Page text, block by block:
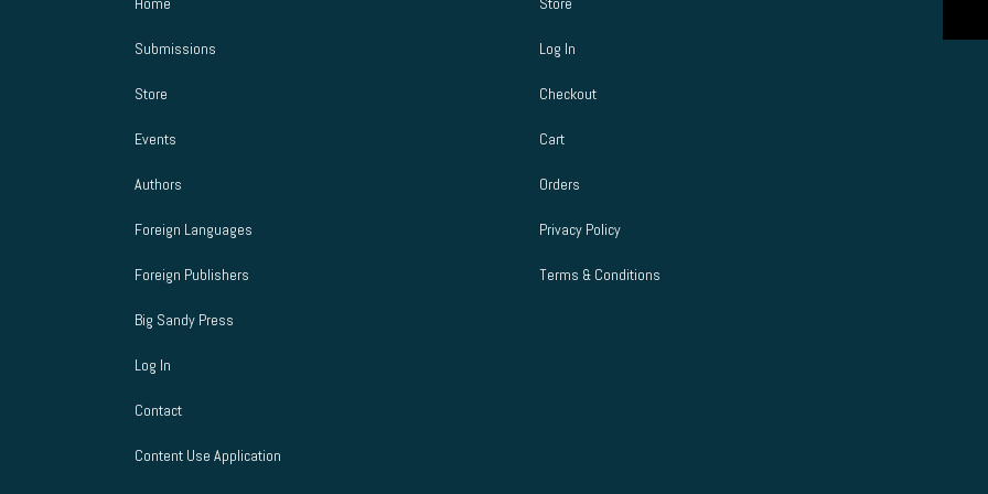
Submissions
Store
Events
Authors
Foreign Languages
Foreign Publishers
Big Sandy Press
Log In
Contact
Content Use Application
Log In
Checkout
Cart
Orders
Privacy Policy
Terms & Conditions